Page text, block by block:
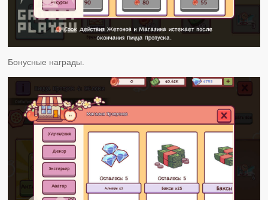
Бонусные награды.